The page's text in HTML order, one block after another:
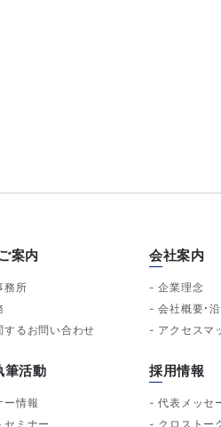
案内
務所
するお問い合わせ
筆活動
ー情報
セミナー
会社案内
企業理念
会社概要・
アクセスマ
採用情報
代表メッセ
クロストー